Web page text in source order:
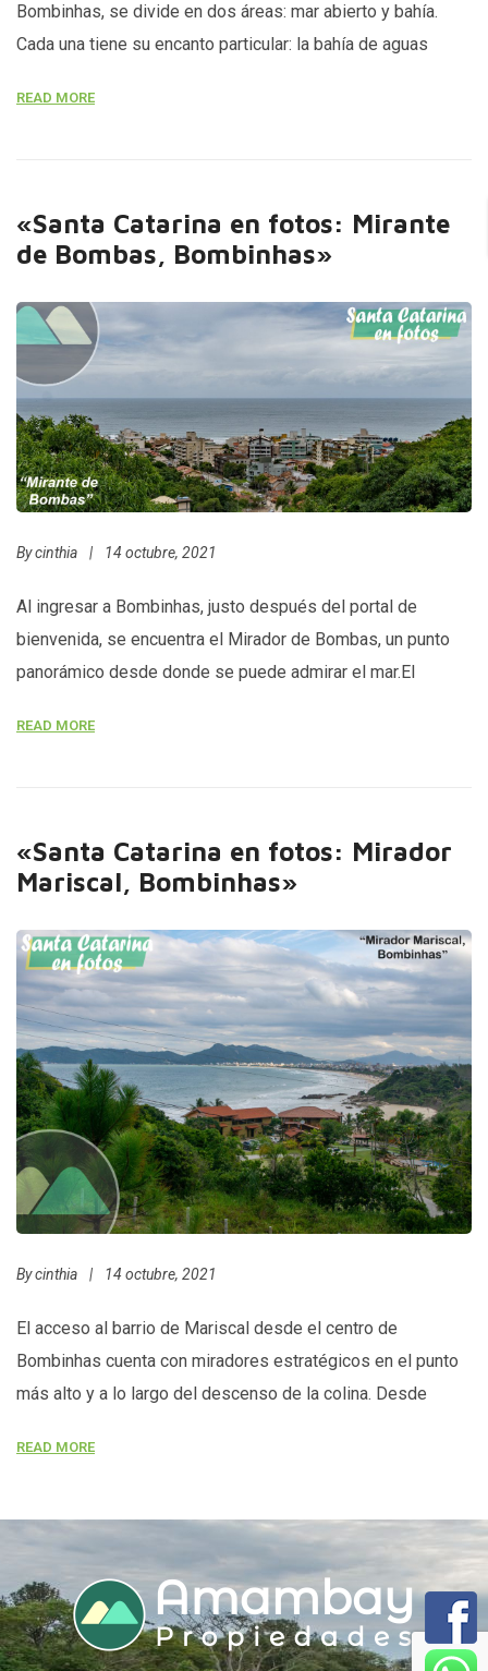
Bombinhas, se divide en dos áreas: mar abierto y bahía.
Cada una tiene su encanto particular: la bahía de aguas
abierto ofrece olas perfectas para la práctica del surf. Entre
READ MORE
«Santa Catarina en fotos: Mirante
de Bombas, Bombinhas»
Bycinthia | 14 octubre, 2021
Al ingresar a Bombinhas, justo después del portal de
bienvenida, se encuentra el Mirador de Bombas, un punto
panorámico desde donde se puede admirar el mar.El
accesibilidad. Además, se instaló un letrero con la palabra
READ MORE
«Santa Catarina en fotos: Mirador
Mariscal, Bombinhas»
Bycinthia | 14 octubre, 2021
El acceso al barrio de Mariscal desde el centro de
Bombinhas cuenta con miradores estratégicos en el punto
más alto y a lo largo del descenso de la colina. Desde
de las playas de Mariscal y Canto Grande.Fotografía de:
READ MORE